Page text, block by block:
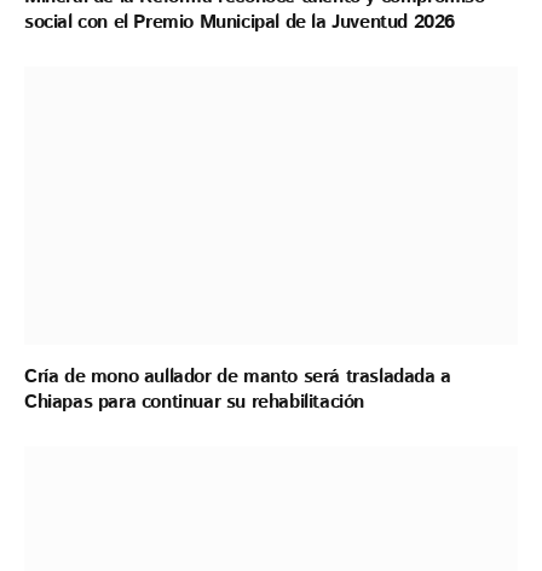
social con el Premio Municipal de la Juventud 2026
Cría de mono aullador de manto será trasladada a
Chiapas para continuar su rehabilitación